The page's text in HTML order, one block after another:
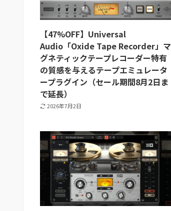
【47%OFF】Universal
Audio「Oxide Tape Recorder」マ
グネティックテープレコーダー特有
の質感を与えるテープエミュレータ
ープラグイン（セール期間8月2日ま
で延長）
2026年7月2日